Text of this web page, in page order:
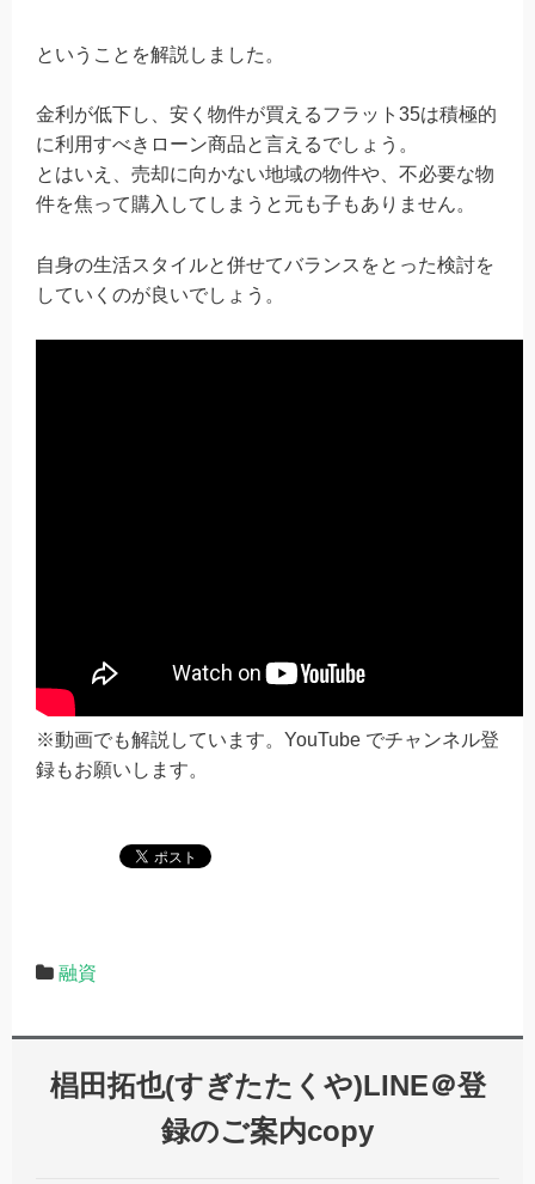
ということを解説しました。
金利が低下し、安く物件が買えるフラット35は積極的
に利用すべきローン商品と言えるでしょう。
とはいえ、売却に向かない地域の物件や、不必要な物
件を焦って購入してしまうと元も子もありません。
自身の生活スタイルと併せてバランスをとった検討を
していくのが良いでしょう。
※動画でも解説しています。YouTube でチャンネル登
録もお願いします。
融資
椙田拓也(すぎたたくや)LINE＠登
録のご案内copy